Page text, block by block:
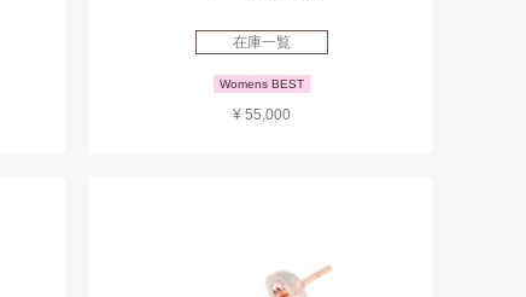
在庫一覧
Womens BEST
¥ 55,000